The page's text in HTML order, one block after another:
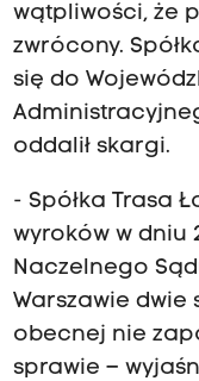
wątpliwości, że
zwrócony.
się do
oddalił skargi.
- Spółka Trasa
wyroków w dniu
Naczelnego
Warszawie dwie
obecnej nie
sprawie –